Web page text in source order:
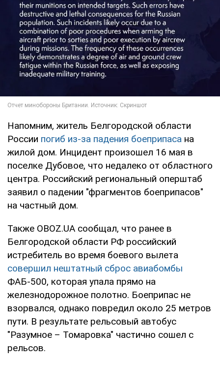
Напомним, житель Белгородской области
России погиб из-за падения боеприпаса на
жилой дом. Инцидент произошел 16 мая в
поселке Дубовое, что недалеко от областного
центра. Российский региональный оперштаб
заявил о падении "фрагментов боеприпасов"
на частный дом.
Также OBOZ.UA сообщал, что ранее в
Белгородской области РФ российский
истребитель во время боевого вылета
совершил нештатный сброс авиабомбы
ФАБ-500, которая упала прямо на
железнодорожное полотно. Боеприпас не
взорвался, однако повредил около 25 метров
пути. В результате рельсовый автобус
"Разумное – Томаровка" частично сошел с
рельсов.